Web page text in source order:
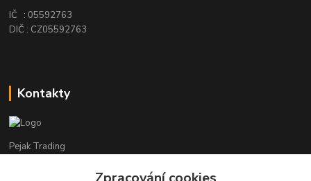
IČ : 05592763
DIČ : CZ05592763
Kontakty
Pejak Trading